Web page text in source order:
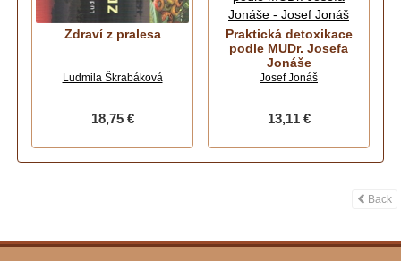
Zdraví z pralesa
Ludmila Škrabáková
18,75 €
Praktická detoxikace
podle MUDr. Josefa
Jonáše
Josef Jonáš
13,11 €
Back